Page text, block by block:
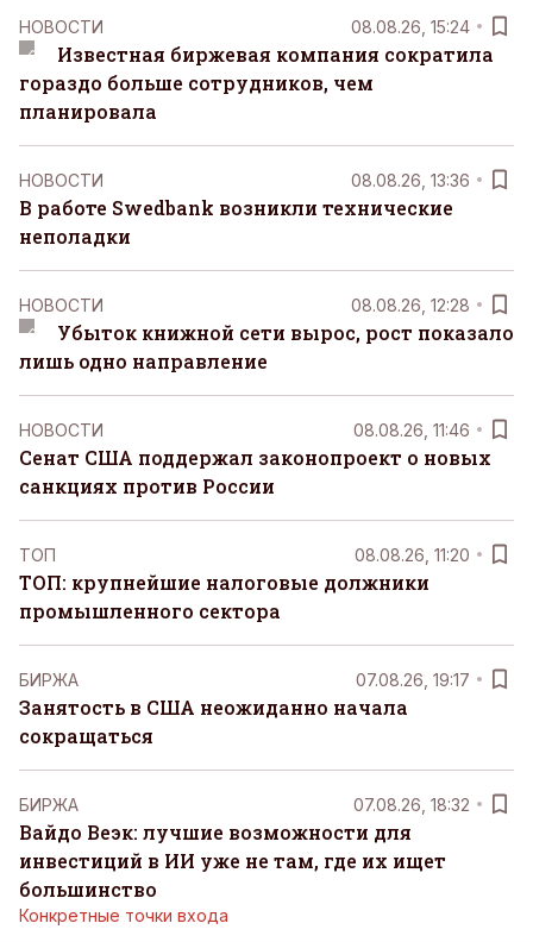
НОВОСТИ 08.08.26, 15:24
Известная биржевая компания сократила
гораздо больше сотрудников, чем
планировала
НОВОСТИ 08.08.26, 13:36
В работе Swedbank возникли технические
неполадки
НОВОСТИ 08.08.26, 12:28
Убыток книжной сети вырос, рост показало
лишь одно направление
НОВОСТИ 08.08.26, 11:46
Сенат США поддержал законопроект о новых
санкциях против России
ТОП 08.08.26, 11:20
ТОП: крупнейшие налоговые должники
промышленного сектора
БИРЖА 07.08.26, 19:17
Занятость в США неожиданно начала
сокращаться
БИРЖА 07.08.26, 18:32
Вайдо Веэк: лучшие возможности для
инвестиций в ИИ уже не там, где их ищет
большинство
Конкретные точки входа